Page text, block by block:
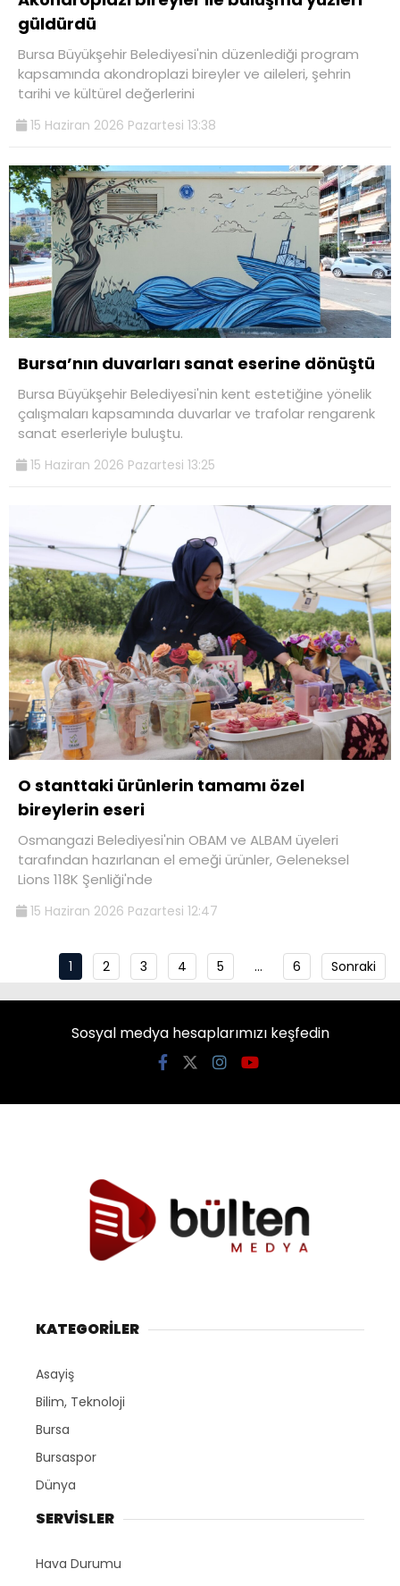
güldürdü
Bursa Büyükşehir Belediyesi'nin düzenlediği program
kapsamında akondroplazi bireyler ve aileleri, şehrin
tarihi ve kültürel değerlerini
15 Haziran 2026 Pazartesi 13:38
Bursa’nın duvarları sanat eserine dönüştü
Bursa Büyükşehir Belediyesi'nin kent estetiğine yönelik
çalışmaları kapsamında duvarlar ve trafolar rengarenk
sanat eserleriyle buluştu.
15 Haziran 2026 Pazartesi 13:25
O stanttaki ürünlerin tamamı özel
bireylerin eseri
Osmangazi Belediyesi'nin OBAM ve ALBAM üyeleri
tarafından hazırlanan el emeği ürünler, Geleneksel
Lions 118K Şenliği'nde
15 Haziran 2026 Pazartesi 12:47
1 2 3 4 5 … 6 Sonraki
Sosyal medya hesaplarımızı keşfedin
KATEGORİLER
Asayiş
Bilim, Teknoloji
Bursa
Bursaspor
Dünya
SERVİSLER
Hava Durumu